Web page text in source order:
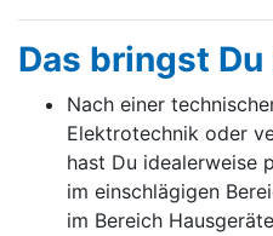
Das bringst
Nach ei­ner
Elek­tro­tech­nik oder
hast Du ide­a­ler­wei­se
im ein­schlä­gi­gen
im Be­reich